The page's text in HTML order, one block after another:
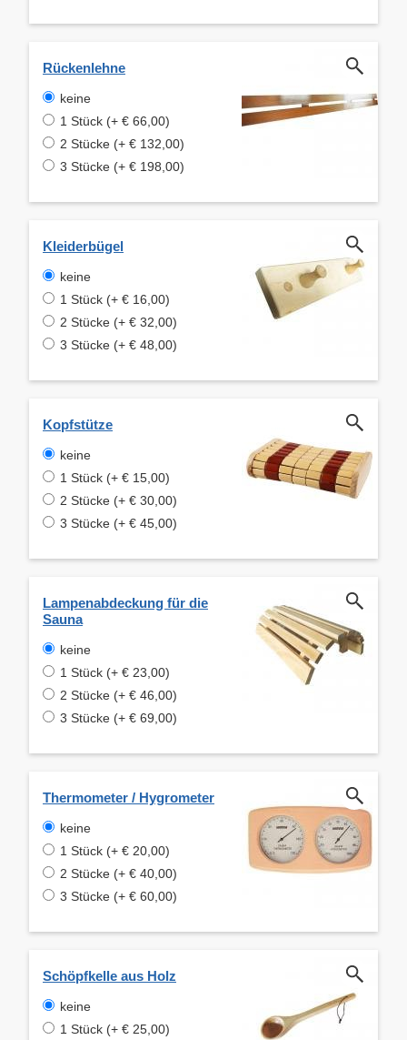
Rückenlehne
keine
1 Stück (+ € 66,00)
2 Stücke (+ € 132,00)
3 Stücke (+ € 198,00)
Kleiderbügel
keine
1 Stück (+ € 16,00)
2 Stücke (+ € 32,00)
3 Stücke (+ € 48,00)
Kopfstütze
keine
1 Stück (+ € 15,00)
2 Stücke (+ € 30,00)
3 Stücke (+ € 45,00)
Lampenabdeckung für die
Sauna
keine
1 Stück (+ € 23,00)
2 Stücke (+ € 46,00)
3 Stücke (+ € 69,00)
Thermometer / Hygrometer
keine
1 Stück (+ € 20,00)
2 Stücke (+ € 40,00)
3 Stücke (+ € 60,00)
Schöpfkelle aus Holz
keine
1 Stück (+ € 25,00)